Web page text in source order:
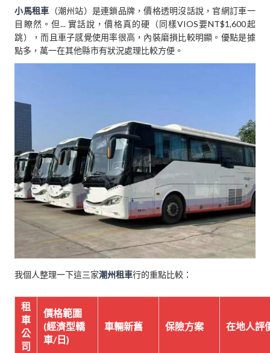
小馬租車 （潮州站）是連鎖品牌，價格透明沒話說，官網訂車一
目瞭然。但... 實話說，價格真的硬（同樣VIOS要NT$1,600起
跳），而且車子感覺使用率很高，內裝磨損比較明顯。優點是據
點多，萬一在其他縣市有狀況處理比較方便。
我個人整理一下這三家潮州租車行的重點比較：
租
車
公
司
價格範圍
(經濟型轎
車/日)
車輛新舊 保險方案 在地人評